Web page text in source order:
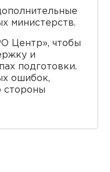
министерств.
Центр», чтобы
и
подготовки.
ошибок,
стороны